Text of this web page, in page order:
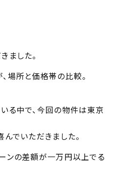
ました。
場所と価格帯の比較。
る中で、今回の物件は東京
でいただきました。
ンの差額が一万円以上でる